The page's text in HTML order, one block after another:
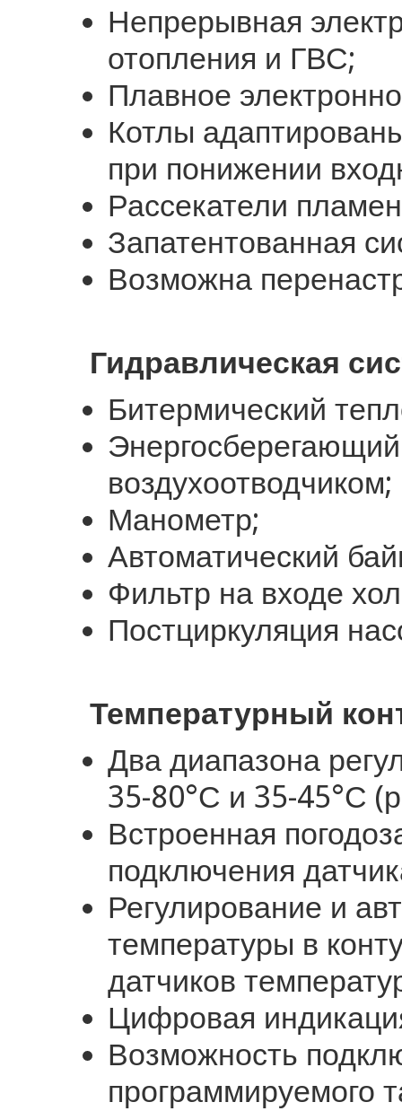
Непрерывная
отопления и ГВС;
Плавное
Котлы
при понижении
Рассекатели
Запатентованная
Возможна
Гидравлическая
Битермический
воздухоотводчиком;
Манометр;
Автоматический
Фильтр на входе
Постциркуляция
Температурный
Два диапазона
35-80°С и 35-45°С
Встроенная
подключения
Регулирование и
температуры в
датчиков
Цифровая
Возможность
программируемого